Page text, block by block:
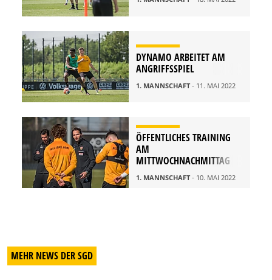
DYNAMO ARBEITET AM
ANGRIFFSSPIEL
1. MANNSCHAFT- 11. MAI 2022
ÖFFENTLICHES TRAINING
AM
MITTWOCHNACHMITTAG
1. MANNSCHAFT- 10. MAI 2022
MEHR NEWS DER SGD